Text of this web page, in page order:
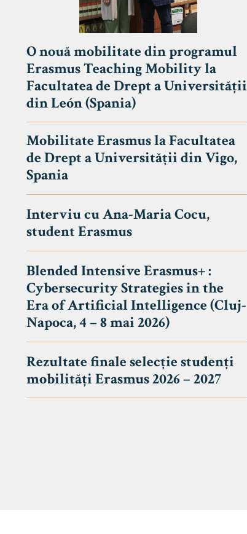
O nouă mobilitate din programul
Erasmus Teaching Mobility la
Facultatea de Drept a Universității
din León (Spania)
Mobilitate Erasmus la Facultatea
de Drept a Universității din Vigo,
Spania
Interviu cu Ana-Maria Cocu,
student Erasmus
Blended Intensive Erasmus+ :
Cybersecurity Strategies in the
Era of Artificial Intelligence (Cluj-
Napoca, 4 – 8 mai 2026)
Rezultate finale selecție studenți
mobilități Erasmus 2026 – 2027